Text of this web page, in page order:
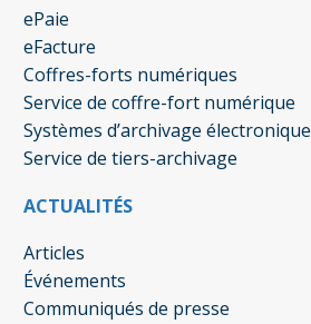
ePaie
eFacture
Coffres-forts numériques
Service de coffre-fort numérique
Systèmes d’archivage électronique
Service de tiers-archivage
ACTUALITÉS
Articles
Événements
Communiqués de presse